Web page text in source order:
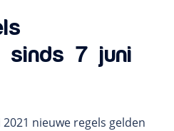
sinds 7 juni
nieuwe regels gelden